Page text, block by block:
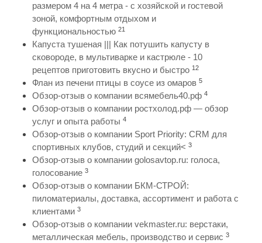
размером 4 на 4 метра - с хозяйской и гостевой
зоной, комфортным отдыхом и
функциональностью 21
Капуста тушеная ||| Как потушить капусту в
сковороде, в мультиварке и кастрюле - 10
рецептов приготовить вкусно и быстро 12
Флан из печени птицы в соусе из омаров 5
Обзор-отзыв о компании всямебель40.рф 4
Обзор-отзыв о компании ростхолод.рф — обзор
услуг и опыта работы 4
Обзор-отзыв о компании Sport Priority: CRM для
спортивных клубов, студий и секций< 3
Обзор-отзыв о компании golosavtop.ru: голоса,
голосование 3
Обзор-отзыв о компании БКМ-СТРОЙ:
пиломатериалы, доставка, ассортимент и работа с
клиентами 3
Обзор-отзыв о компании vekmaster.ru: верстаки,
металлическая мебель, производство и сервис 3